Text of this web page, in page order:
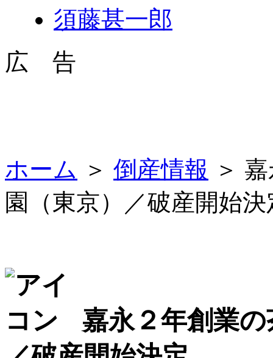
須藤甚一郎
広 告
ホーム ＞ 倒産情報 ＞
園（東京）／破産開始決
嘉永２年創業